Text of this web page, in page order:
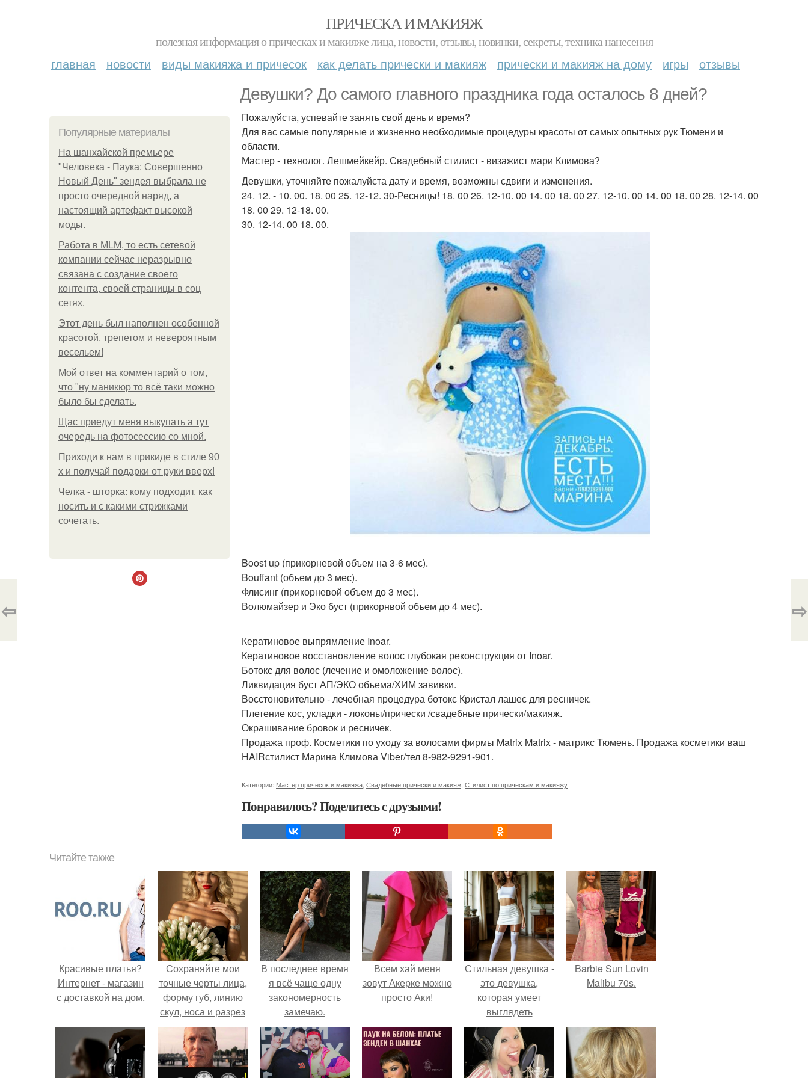
ПРИЧЕСКА И МАКИЯЖ
полезная информация о прическах и макияже лица, новости, отзывы, новинки, секреты, техника нанесения
главная новости виды макияжа и причесок как делать прически и макияж прически и макияж на дому игры отзывы
Девушки? До самого главного праздника года осталось 8 дней?
Популярные материалы
На шанхайской премьере
"Человека - Паука: Совершенно
Новый День" зендея выбрала не
просто очередной наряд, а
настоящий артефакт высокой
моды.
Работа в MLM, то есть сетевой
компании сейчас неразрывно
связана с создание своего
контента, своей страницы в соц
сетях.
Этот день был наполнен особенной
красотой, трепетом и невероятным
весельем!
Мой ответ на комментарий о том,
что "ну маникюр то всё таки можно
было бы сделать.
Щас приедут меня выкупать а тут
очередь на фотосессию со мной.
Приходи к нам в прикиде в стиле 90
х и получай подарки от руки вверх!
Челка - шторка: кому подходит, как
носить и с какими стрижками
сочетать.
Пожалуйста, успевайте занять свой день и время?
Для вас самые популярные и жизненно необходимые процедуры красоты от самых опытных рук Тюмени и
области.
Мастер - технолог. Лешмейкейр. Свадебный стилист - визажист мари Климова?
Девушки, уточняйте пожалуйста дату и время, возможны сдвиги и изменения.
24. 12. - 10. 00. 18. 00 25. 12-12. 30-Ресницы! 18. 00 26. 12-10. 00 14. 00 18. 00 27. 12-10. 00 14. 00 18. 00 28. 12-14. 00
18. 00 29. 12-18. 00.
30. 12-14. 00 18. 00.
Boost up (прикорневой объем на 3-6 мес).
Bouffant (объем до 3 мес).
Флисинг (прикорневой объем до 3 мес).
Волюмайзер и Эко буст (прикорнвой объем до 4 мес).
Кератиновое выпрямление Inoar.
Кератиновое восстановление волос глубокая реконструкция от Inoar.
Ботокс для волос (лечение и омоложение волос).
Ликвидация буст АП/ЭКО объема/ХИМ завивки.
Восстоновительно - лечебная процедура ботокс Кристал лашес для ресничек.
Плетение кос, укладки - локоны/прически /свадебные прически/макияж.
Окрашивание бровок и ресничек.
Продажа проф. Косметики по уходу за волосами фирмы Matrix Matrix - матрикс Тюмень. Продажа косметики ваш
HAIRстилист Марина Климова Viber/тел 8-982-9291-901.
Категории: Мастер причесок и макияжа Свадебные прически и макияж Стилист по прическам и макияжу
Понравилось? Поделитесь с друзьями!
⇦ ⇨
Читайте также
Красивые платья?
Интернет - магазин
с доставкой на дом.
Сохраняйте мои
точные черты лица,
форму губ, линию
скул, носа и разрез
глаз.
В последнее время
я всё чаще одну
закономерность
замечаю.
Всем хай меня
зовут Акерке можно
просто Аки!
Стильная девушка -
это девушка,
которая умеет
выглядеть
привлекательно и
элегантно в любои
ситуации.
Barbie Sun Lovin
Malibu 70s.